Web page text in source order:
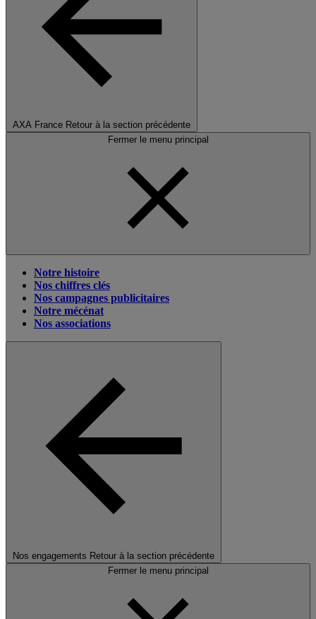
AXA France Retour à la section précédente
Fermer le menu principal
Notre histoire
Nos chiffres clés
Nos campagnes publicitaires
Notre mécénat
Nos associations
Nos engagements Retour à la section précédente
Fermer le menu principal